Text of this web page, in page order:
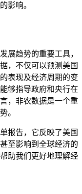
影响。
展趋势的重要工具，
，不仅可以预测美国
表现及经济周期的变
够指导政府和央行在
，非农数据是一个重
。
报告，它反映了美国
至影响到全球经济的
助我们更好地理解经